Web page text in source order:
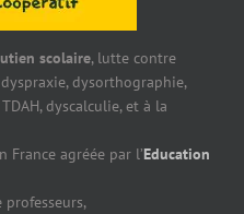
scolaire, lutte contre
dysorthographie,
dyscalculie, et à la
France agréée par l’Education